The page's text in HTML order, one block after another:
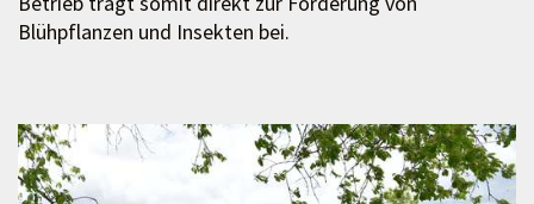
Blühpflanzen und Insekten bei.